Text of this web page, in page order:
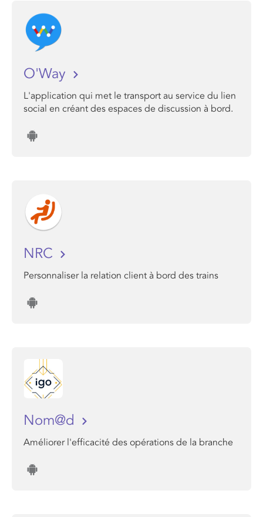
O'Way
L'application qui met le transport au service du lien
social en créant des espaces de discussion à bord.
NRC
Personnaliser la relation client à bord des trains
Nom@d
Améliorer l'efficacité des opérations de la branche